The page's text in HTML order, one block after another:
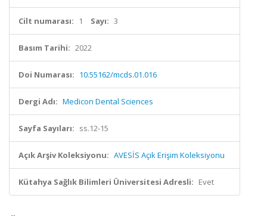
Cilt numarası: 1 Sayı: 3
Basım Tarihi: 2022
Doi Numarası: 10.55162/mcds.01.016
Dergi Adı: Medicon Dental Sciences
Sayfa Sayıları: ss.12-15
Açık Arşiv Koleksiyonu: AVESİS Açık Erişim Koleksiyonu
Kütahya Sağlık Bilimleri Üniversitesi Adresli: Evet